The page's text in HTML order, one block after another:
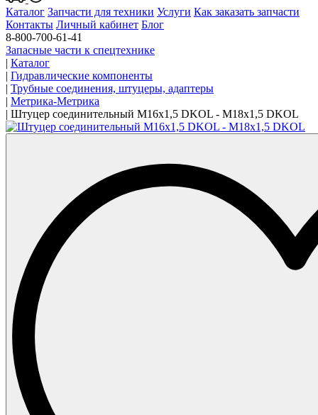
Каталог Запчасти для техники Услуги Как заказать запчасти
Контакты Личный кабинет Блог
8-800-700-61-41
Запасные части к спецтехнике
| Каталог
| Гидравлические компоненты
| Трубные соединения, штуцеры, адаптеры
| Метрика-Метрика
| Штуцер соединительный M16x1,5 DKOL - M18x1,5 DKOL